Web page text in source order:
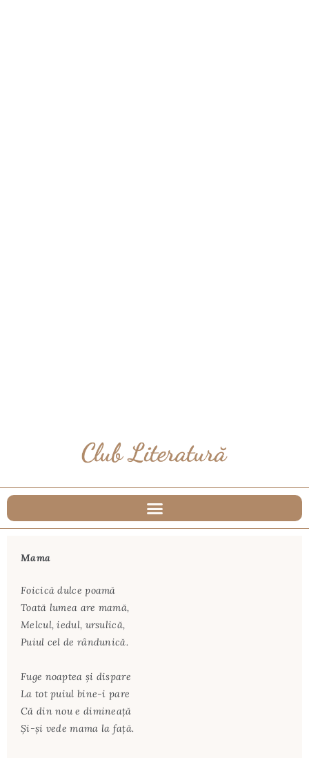
Mama
Foicică dulce poamă
Toată lumea are mamă,
Melcul, iedul, ursulică,
Puiul cel de rândunică.
Fuge noaptea şi dispare
La tot puiul bine-i pare
Că din nou e dimineață
Şi-şi vede mama la faţă.